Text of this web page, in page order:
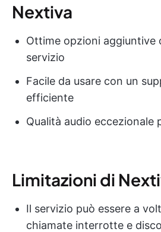
Nextiva
Ottime opzioni aggiuntive
servizio
Facile da usare con un
efficiente
Qualità audio eccezionale
Limitazioni di
Il servizio può essere a
chiamate interrotte e